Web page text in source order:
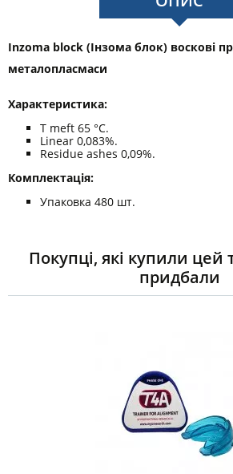
Inzoma block (Інзома блок) воскові
металопласмаси
Характеристика:
T meft 65 °С.
Linear 0,083%.
Residue ashes 0,09%.
Комплектація:
Упаковка 480 шт.
Покупці, які купили цей
придбали